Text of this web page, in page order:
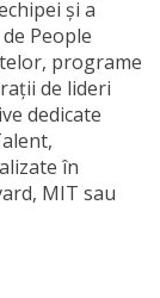
și a
People
programe
de lideri
dedicate
în
MIT sau